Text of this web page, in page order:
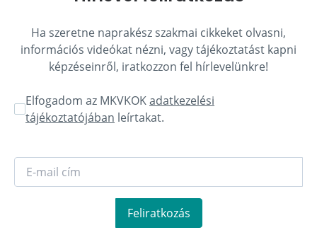
Ha szeretne naprakész szakmai cikkeket olvasni,
információs videókat nézni, vagy tájékoztatást kapni
képzéseinről, iratkozzon fel hírlevelünkre!
Elfogadom az MKVKOKadatkezelési
tájékoztatójában leírtakat.
Feliratkozás